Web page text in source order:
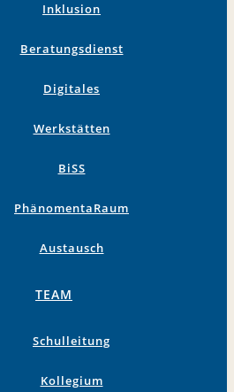
Inklusion
Beratungsdienst
Digitales
Werkstätten
BiSS
PhänomentaRaum
Austausch
TEAM
Schulleitung
Kollegium